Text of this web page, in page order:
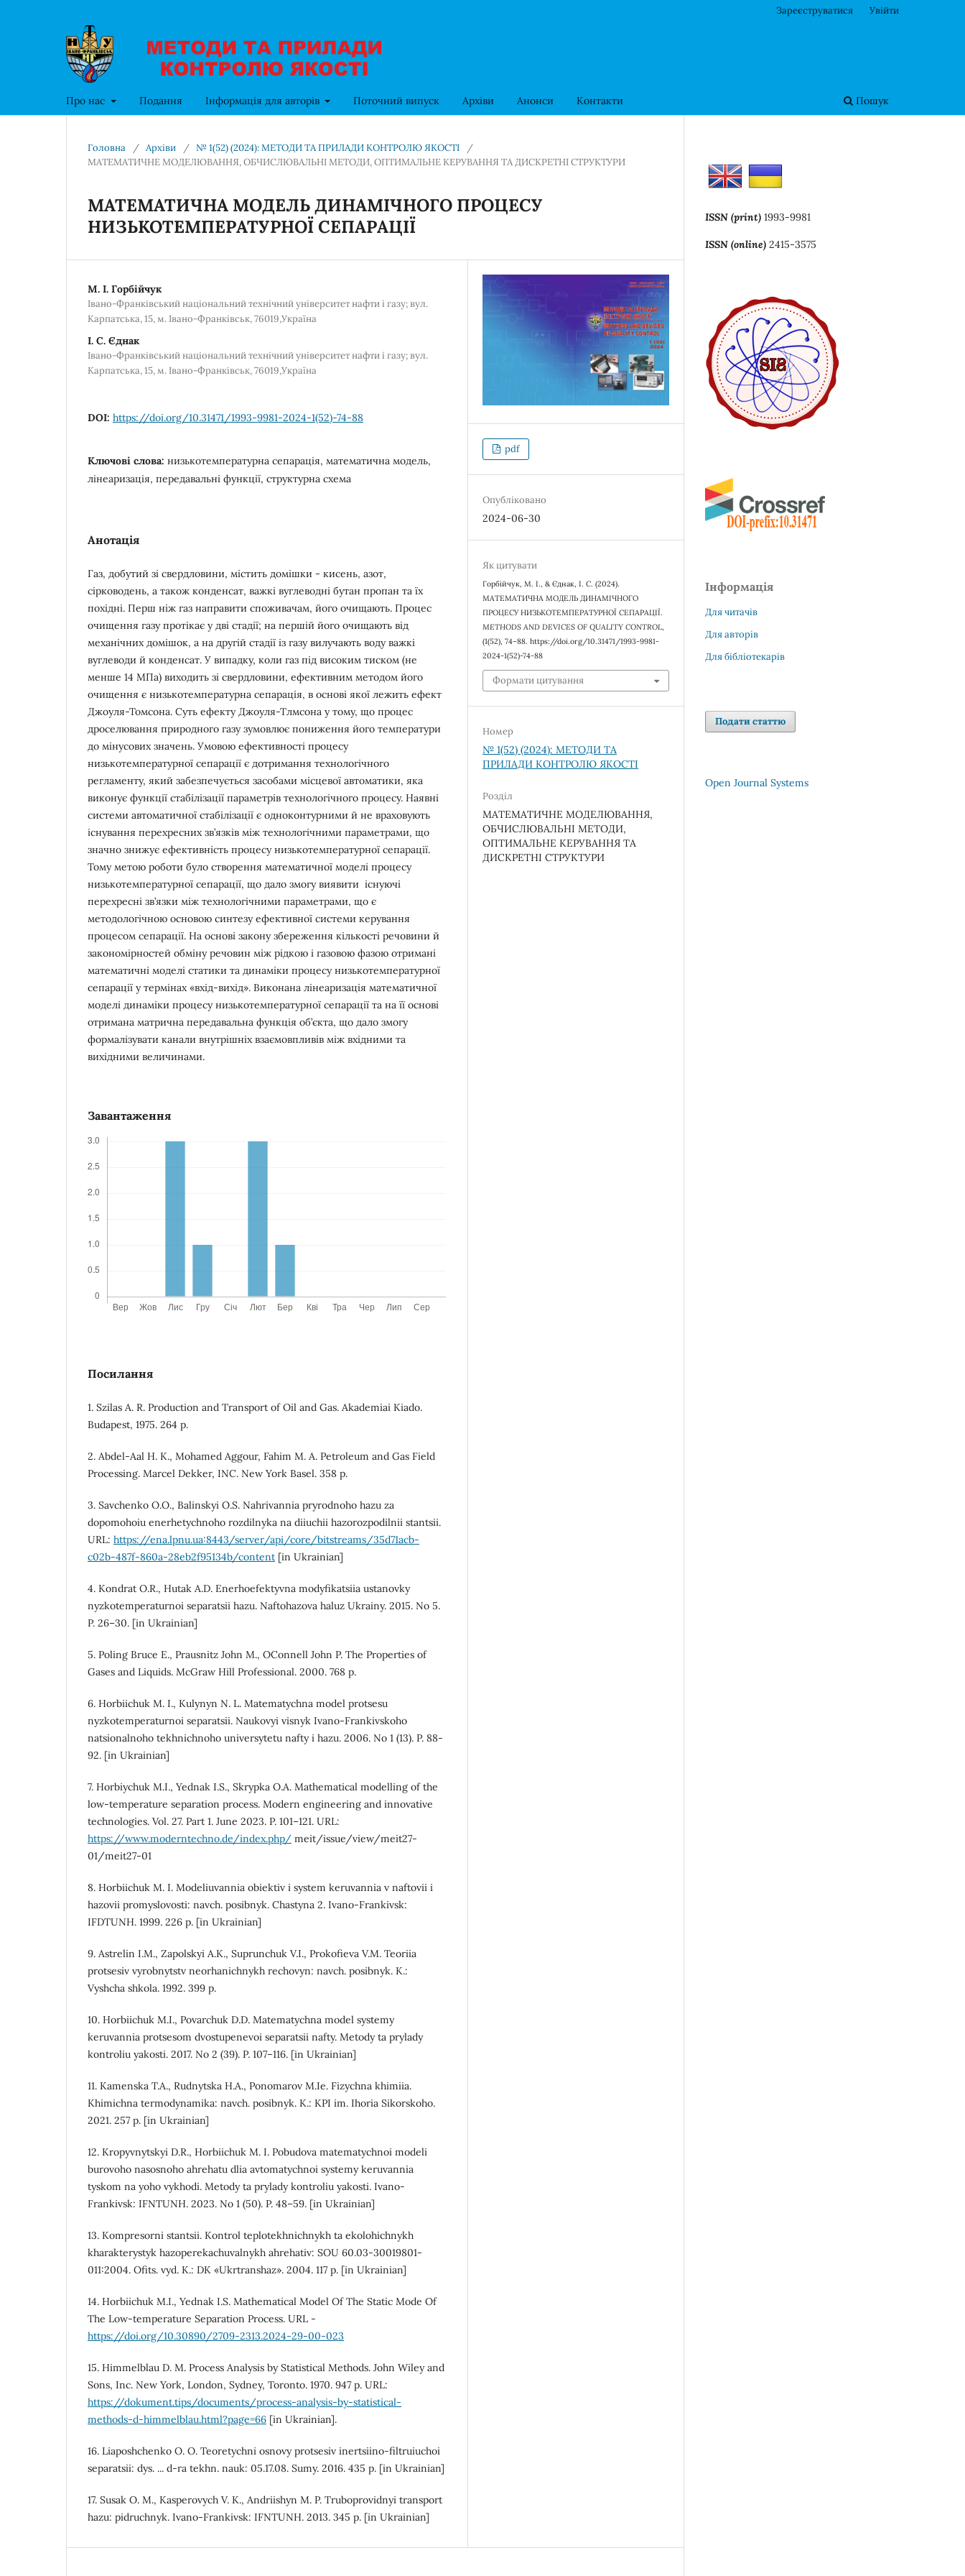
Про нас Подання Інформація для авторів Поточний випуск Архіви Анонси Контакти Пошук
Зареєструватися Увійти
Головна / Архіви / № 1(52) (2024): МЕТОДИ ТА ПРИЛАДИ КОНТРОЛЮ ЯКОСТІ
/
МАТЕМАТИЧНЕ МОДЕЛЮВАННЯ, ОБЧИСЛЮВАЛЬНІ МЕТОДИ, ОПТИМАЛЬНЕ КЕРУВАННЯ ТА ДИСКРЕТНІ СТРУКТУРИ
МАТЕМАТИЧНА МОДЕЛЬ ДИНАМІЧНОГО ПРОЦЕСУ
НИЗЬКОТЕМПЕРАТУРНОЇ СЕПАРАЦІЇ
М. І. Горбійчук
Івано-Франківський національний технічний університет нафти і газу; вул.
Карпатська, 15, м. Івано-Франківськ, 76019,Україна
І. С. Єднак
Івано-Франківський національний технічний університет нафти і газу; вул.
Карпатська, 15, м. Івано-Франківськ, 76019,Україна
DOI: https://doi.org/10.31471/1993-9981-2024-1(52)-74-88
Ключові слова: низькотемпературна сепарація, математична модель,
лінеаризація, передавальні функції, структурна схема
Анотація
Газ, добутий зі свердловини, містить домішки - кисень, азот,
сірководень, а також конденсат, важкі вуглеводні бутан пропан та їх
похідні. Перш ніж газ направити споживачам, його очищають. Процес
очищення газу протікає у дві стадії; на першій його очищають від
механічних домішок, а на другій стадії із газу вилучають воду важкі
вуглеводи й конденсат. У випадку, коли газ під високим тиском (не
менше 14 МПа) виходить зі свердловини, ефективним методом його
очищення є низькотемпературна сепарація, в основі якої лежить ефект
Джоуля-Томсона. Суть ефекту Джоуля-Тлмсона у тому, що процес
дроселювання природного газу зумовлює пониження його температури
до мінусових значень. Умовою ефективності процесу
низькотемпературної сепарації є дотримання технологічного
регламенту, який забезпечується засобами місцевої автоматики, яка
виконує функції стабілізації параметрів технологічного процесу. Наявні
системи автоматичної стабілізації є одноконтурними й не враховують
існування перехресних зв’язків між технологічними параметрами, що
значно знижує ефективність процесу низькотемпературної сепарації.
Тому метою роботи було створення математичної моделі процесу
низькотемпературної сепарації, що дало змогу виявити існуючі
перехресні зв’язки між технологічними параметрами, що є
методологічною основою синтезу ефективної системи керування
процесом сепарації. На основі закону збереження кількості речовини й
закономірностей обміну речовин між рідкою і газовою фазою отримані
математичні моделі статики та динаміки процесу низькотемпературної
сепарації у термінах «вхід-вихід». Виконана лінеаризація математичної
моделі динаміки процесу низькотемпературної сепарації та на її основі
отримана матрична передавальна функція об’єкта, що дало змогу
формалізувати канали внутрішніх взаємовпливів між вхідними та
вихідними величинами.
Завантаження
Посилання
1. Szilas A. R. Production and Transport of Oil and Gas. Akademiai Kiado.
Budapest, 1975. 264 p.
2. Abdel-Aal H. K., Mohamed Aggour, Fahim M. A. Petroleum and Gas Field
Processing. Marcel Dekker, INC. New York Basel. 358 p.
3. Savchenko O.O., Balinskyi O.S. Nahrivannia pryrodnoho hazu za
dopomohoiu enerhetychnoho rozdilnyka na diiuchii hazorozpodilnii stantsii.
URL: https://ena.lpnu.ua:8443/server/api/core/bitstreams/35d71acb-
c02b-487f-860a-28eb2f95134b/content [in Ukrainian]
4. Kondrat O.R., Hutak A.D. Enerhoefektyvna modyfikatsiia ustanovky
nyzkotemperaturnoi separatsii hazu. Naftohazova haluz Ukrainy. 2015. No 5.
P. 26–30. [in Ukrainian]
5. Poling Bruce E., Prausnitz John M., OConnell John P. The Properties of
Gases and Liquids. McGraw Hill Professional. 2000. 768 p.
6. Horbiichuk M. I., Kulynyn N. L. Matematychna model protsesu
nyzkotemperaturnoi separatsii. Naukovyi visnyk Ivano-Frankivskoho
natsionalnoho tekhnichnoho universytetu nafty i hazu. 2006. No 1 (13). P. 88-
92. [in Ukrainian]
7. Horbiychuk M.I., Yednak I.S., Skrypka O.A. Mathematical modelling of the
low-temperature separation process. Modern engineering and innovative
technologies. Vol. 27. Part 1. June 2023. P. 101–121. URL:
https://www.moderntechno.de/index.php/ meit/issue/view/meit27-
01/meit27-01
8. Horbiichuk M. I. Modeliuvannia obiektiv i system keruvannia v naftovii i
hazovii promyslovosti: navch. posibnyk. Chastyna 2. Ivano-Frankivsk:
IFDTUNH. 1999. 226 p. [in Ukrainian]
9. Astrelin I.M., Zapolskyi A.K., Suprunchuk V.I., Prokofieva V.M. Teoriia
protsesiv vyrobnytstv neorhanichnykh rechovyn: navch. posibnyk. K.:
Vyshcha shkola. 1992. 399 p.
10. Horbiichuk M.I., Povarchuk D.D. Matematychna model systemy
keruvannia protsesom dvostupenevoi separatsii nafty. Metody ta prylady
kontroliu yakosti. 2017. No 2 (39). P. 107–116. [in Ukrainian]
11. Kamenska T.A., Rudnytska H.A., Ponomarov M.Ie. Fizychna khimiia.
Khimichna termodynamika: navch. posibnyk. K.: KPI im. Ihoria Sikorskoho.
2021. 257 p. [in Ukrainian]
12. Kropyvnytskyi D.R., Horbiichuk M. I. Pobudova matematychnoi modeli
burovoho nasosnoho ahrehatu dlia avtomatychnoi systemy keruvannia
tyskom na yoho vykhodi. Metody ta prylady kontroliu yakosti. Ivano-
Frankivsk: IFNTUNH. 2023. No 1 (50). P. 48–59. [in Ukrainian]
13. Kompresorni stantsii. Kontrol teplotekhnichnykh ta ekolohichnykh
kharakterystyk hazoperekachuvalnykh ahrehativ: SOU 60.03-30019801-
011:2004. Ofits. vyd. K.: DK «Ukrtranshaz». 2004. 117 p. [in Ukrainian]
14. Horbiichuk M.I., Yednak I.S. Mathematical Model Of The Static Mode Of
The Low-temperature Separation Process. URL -
https://doi.org/10.30890/2709-2313.2024-29-00-023
15. Himmelblau D. M. Process Analysis by Statistical Methods. John Wiley and
Sons, Inc. New York, London, Sydney, Toronto. 1970. 947 p. URL:
https://dokument.tips/documents/process-analysis-by-statistical-
methods-d-himmelblau.html?page=66 [in Ukrainian].
16. Liaposhchenko O. O. Teoretychni osnovy protsesiv inertsiino-filtruiuchoi
separatsii: dys. ... d-ra tekhn. nauk: 05.17.08. Sumy. 2016. 435 p. [in Ukrainian]
17. Susak O. M., Kasperovych V. K., Andriishyn M. P. Truboprovidnyi transport
hazu: pidruchnyk. Ivano-Frankivsk: IFNTUNH. 2013. 345 p. [in Ukrainian]
pdf
Опубліковано
2024-06-30
Як цитувати
Горбійчук, М. І., & Єднак, І. С. (2024).
МАТЕМАТИЧНА МОДЕЛЬ ДИНАМІЧНОГО
ПРОЦЕСУ НИЗЬКОТЕМПЕРАТУРНОЇ СЕПАРАЦІЇ.
METHODS AND DEVICES OF QUALITY CONTROL
(1(52), 74–88. https://doi.org/10.31471/1993-9981-
2024-1(52)-74-88
Формати цитування
Номер
№ 1(52) (2024): МЕТОДИ ТА
ПРИЛАДИ КОНТРОЛЮ ЯКОСТІ
Розділ
МАТЕМАТИЧНЕ МОДЕЛЮВАННЯ,
ОБЧИСЛЮВАЛЬНІ МЕТОДИ,
ОПТИМАЛЬНЕ КЕРУВАННЯ ТА
ДИСКРЕТНІ СТРУКТУРИ
ISSN (print) 1993-9981
ISSN (online) 2415-3575
Інформація
Для читачів
Для авторів
Для бібліотекарів
Подати статтю
Open Journal Systems